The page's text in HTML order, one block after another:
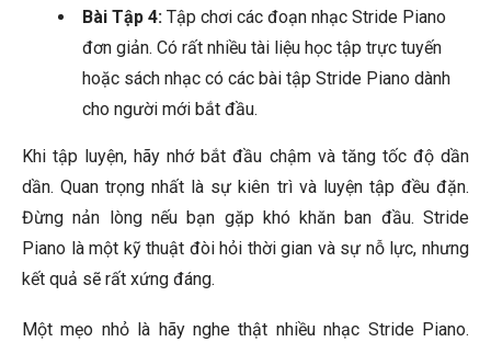
Bài Tập 4: Tập chơi các đoạn nhạc Stride Piano
đơn giản. Có rất nhiều tài liệu học tập trực tuyến
hoặc sách nhạc có các bài tập Stride Piano dành
cho người mới bắt đầu.
Khi tập luyện, hãy nhớ bắt đầu chậm và tăng tốc độ dần
dần. Quan trọng nhất là sự kiên trì và luyện tập đều đặn.
Đừng nản lòng nếu bạn gặp khó khăn ban đầu. Stride
Piano là một kỹ thuật đòi hỏi thời gian và sự nỗ lực, nhưng
kết quả sẽ rất xứng đáng.
Một mẹo nhỏ là hãy nghe thật nhiều nhạc Stride Piano.